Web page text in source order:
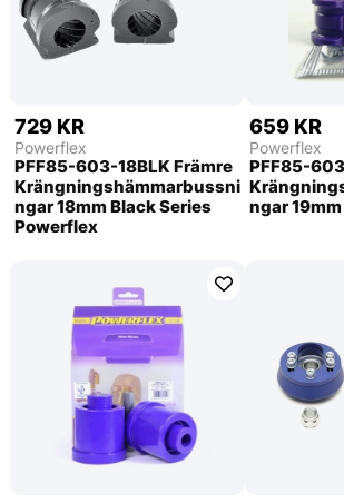
729 KR
Powerflex
PFF85-603-18BLK Främre
Krängningshämmarbussni
ngar 18mm Black Series
Powerflex
659 KR
Powerflex
PFF85-
ngar